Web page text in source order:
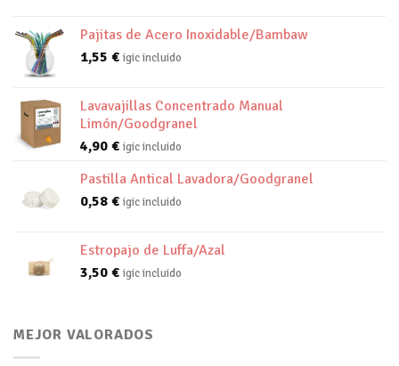
Pajitas de Acero Inoxidable/Bambaw
1,55 € igic incluido
Lavavajillas Concentrado Manual
Limón/Goodgranel
4,90 € igic incluido
Pastilla Antical Lavadora/Goodgranel
0,58 € igic incluido
Estropajo de Luffa/Azal
3,50 € igic incluido
MEJOR VALORADOS